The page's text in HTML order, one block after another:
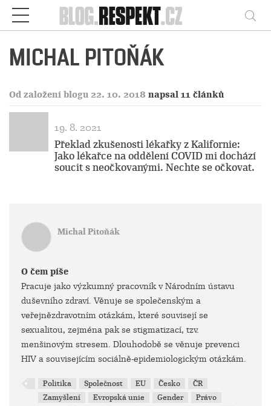
Respekt
MICHAL PITOŇÁK
Od založení blogu 22. 10. 2018 napsal 11 článků
19. 8. 2021
Překlad zkušenosti lékařky z Kalifornie:
Jako lékařce na oddělení COVID mi dochází
soucit s neočkovanými. Nechte se očkovat.
Michal Pitoňák
O čem píše
Pracuje jako výzkumný pracovník v Národním ústavu
duševního zdraví. Věnuje se společenským a
veřejnězdravotním otázkám, které souvisejí se
sexualitou, zejména pak se stigmatizací, tzv.
menšinovým stresem. Dlouhodobě se věnuje prevenci
HIV a souvisejícím sociálně-epidemiologickým otázkám.
Politika Společnost EU Česko
ČR
Zamyšlení
Evropská unie Gender
Právo